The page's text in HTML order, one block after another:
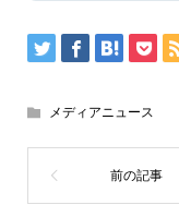
メディアニュース